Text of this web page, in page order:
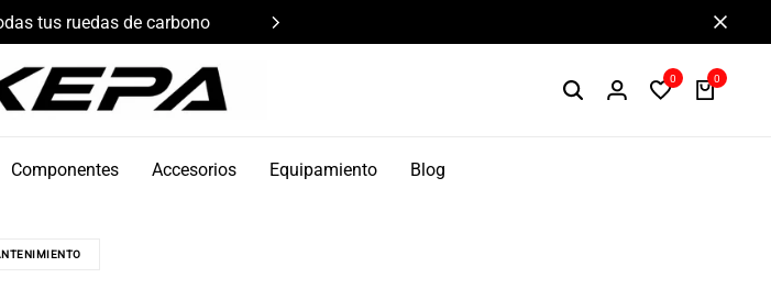
tus ruedas de carbono Componentes de alto rendimiento y bikepacking
0 0
Componentes Accesorios Equipamiento Blog